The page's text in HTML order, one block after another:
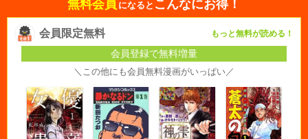
無料会員 になると こんなにお得！
会員限定無料 もっと無料が読める！
会員登録で無料増量
＼この他にも会員無料漫画がいっぱい／